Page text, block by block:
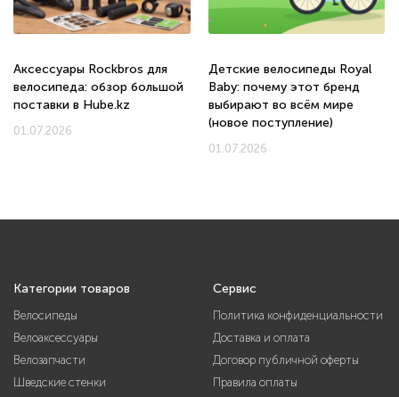
Аксессуары Rockbros для
велосипеда: обзор большой
поставки в Hube.kz
01.07.2026
Детские велосипеды Royal
Baby: почему этот бренд
выбирают во всём мире
(новое поступление)
01.07.2026
Категории товаров
Велосипеды
Велоаксессуары
Велозапчасти
Шведские стенки
Сервис
Политика конфиденциальности
Доставка и оплата
Договор публичной оферты
Правила оплаты